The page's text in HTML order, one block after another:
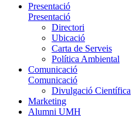
Presentació
Presentació
Directori
Ubicació
Carta de Serveis
Política Ambiental
Comunicació
Comunicació
Divulgació Científica
Marketing
Alumni UMH